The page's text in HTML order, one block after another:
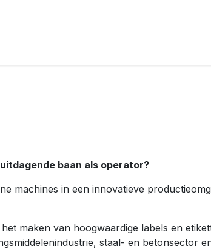
baan als operator?
machines in een innovatieve
het maken van hoogwaardige labels en
staal- en betonsector